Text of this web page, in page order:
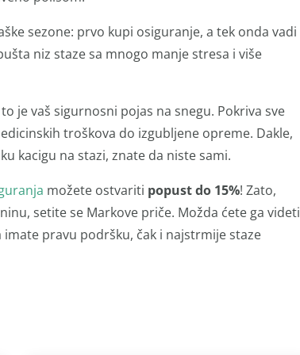
sezone: prvo kupi osiguranje, a tek onda vadi
niz staze sa mnogo manje stresa i više
je vaš sigurnosni pojas na snegu. Pokriva sve
troškova do izgubljene opreme. Dakle,
kacigu na stazi, znate da niste sami.
možete ostvariti popust do 15%! Zato,
setite se Markove priče. Možda ćete ga videti
imate pravu podršku, čak i najstrmije staze